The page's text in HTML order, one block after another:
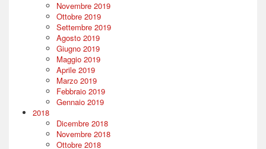
Novembre 2019
Ottobre 2019
Settembre 2019
Agosto 2019
Giugno 2019
Maggio 2019
Aprile 2019
Marzo 2019
Febbraio 2019
Gennaio 2019
2018
Dicembre 2018
Novembre 2018
Ottobre 2018